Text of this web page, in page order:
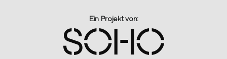
Ein Projekt von:​